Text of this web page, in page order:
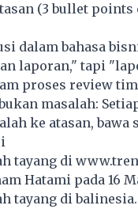
(3 bullet points
dalam bahasa
laporan," tapi
proses review
masalah:
ke atasan,
tayang di
Hatami pada 16
tayang di